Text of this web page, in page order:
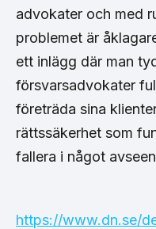
advokater och med
problemet är
ett inlägg där man
försvarsadvokater
företräda sina
rättssäkerhet som
fallera i något
https://www.dn.se/